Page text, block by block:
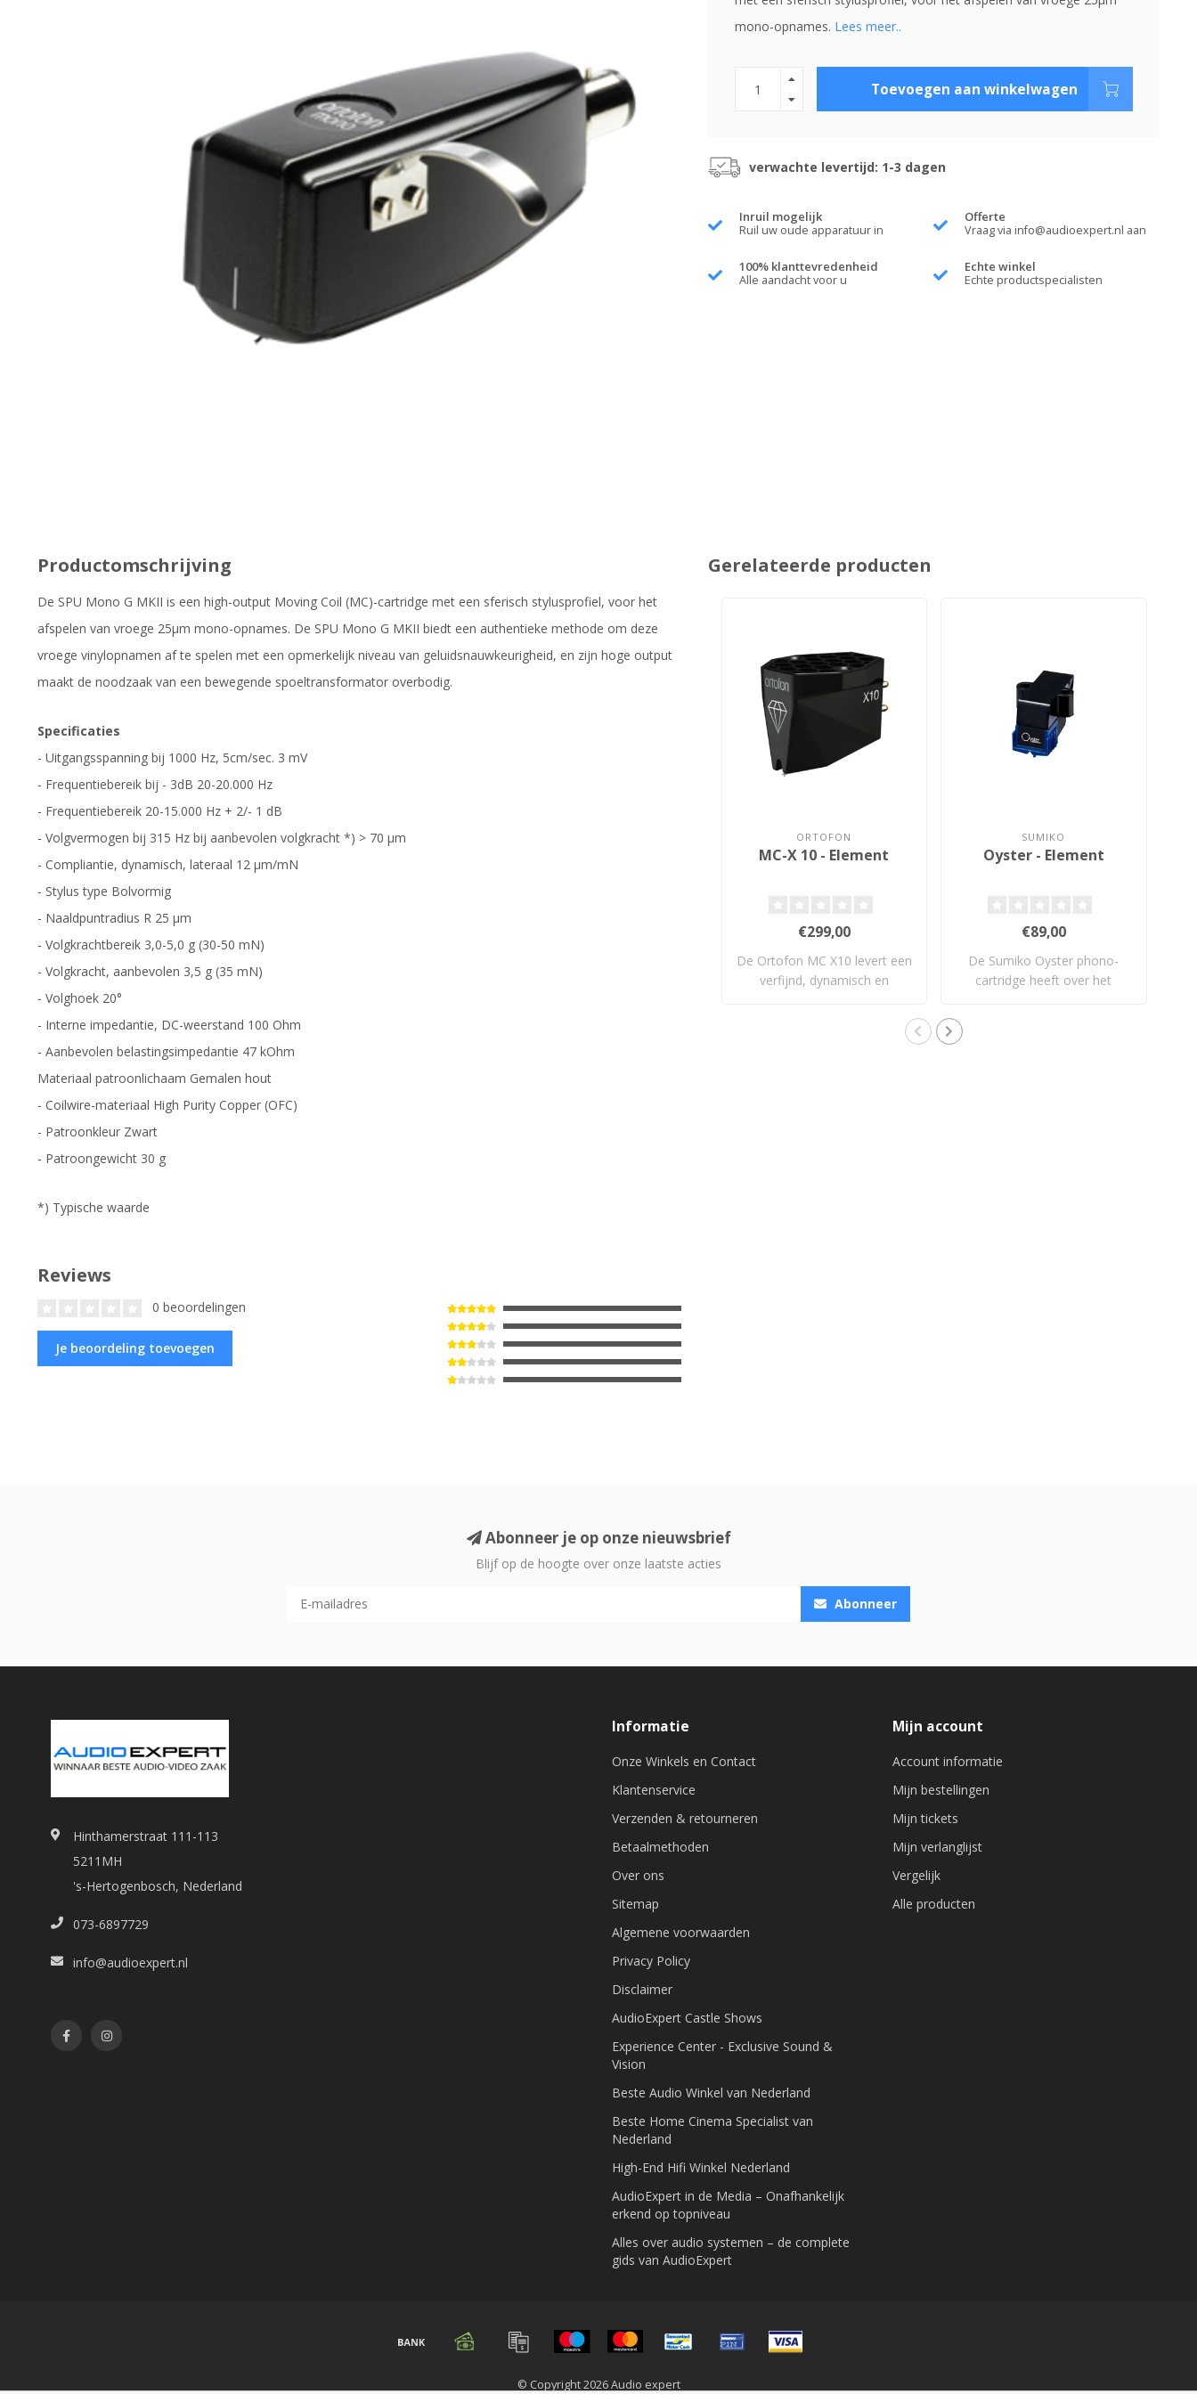
mono-opnames. Lees meer..
Toevoegen aan winkelwagen
verwachte levertijd: 1-3 dagen
Inruil mogelijk
Ruil uw oude apparatuur in
Offerte
Vraag via info@audioexpert.nl aan
100% klanttevredenheid
Alle aandacht voor u
Echte winkel
Echte productspecialisten
Productomschrijving
De SPU Mono G MKII is een high-output Moving Coil (MC)-cartridge met een sferisch stylusprofiel, voor het
afspelen van vroege 25µm mono-opnames. De SPU Mono G MKII biedt een authentieke methode om deze
vroege vinylopnamen af te spelen met een opmerkelijk niveau van geluidsnauwkeurigheid, en zijn hoge output
maakt de noodzaak van een bewegende spoeltransformator overbodig.
Specificaties
- Uitgangsspanning bij 1000 Hz, 5cm/sec. 3 mV
- Frequentiebereik bij - 3dB 20-20.000 Hz
- Frequentiebereik 20-15.000 Hz + 2/- 1 dB
- Volgvermogen bij 315 Hz bij aanbevolen volgkracht *) > 70 µm
- Compliantie, dynamisch, lateraal 12 µm/mN
- Stylus type Bolvormig
- Naaldpuntradius R 25 µm
- Volgkrachtbereik 3,0-5,0 g (30-50 mN)
- Volgkracht, aanbevolen 3,5 g (35 mN)
- Volghoek 20°
- Interne impedantie, DC-weerstand 100 Ohm
- Aanbevolen belastingsimpedantie 47 kOhm
Materiaal patroonlichaam Gemalen hout
- Coilwire-materiaal High Purity Copper (OFC)
- Patroonkleur Zwart
- Patroongewicht 30 g
*) Typische waarde
Reviews
0 beoordelingen
Je beoordeling toevoegen
Gerelateerde producten
ORTOFON
MC-X 10 - Element
€299,00
De Ortofon MC X10 levert een
verfijnd, dynamisch en
SUMIKO
Oyster - Element
€89,00
De Sumiko Oyster phono-
cartridge heeft over het
Abonneer je op onze nieuwsbrief
Blijf op de hoogte over onze laatste acties
Abonneer
Hinthamerstraat 111-113
5211MH
's-Hertogenbosch, Nederland
073-6897729
info@audioexpert.nl
Informatie
Onze Winkels en Contact
Klantenservice
Verzenden & retourneren
Betaalmethoden
Over ons
Sitemap
Algemene voorwaarden
Privacy Policy
Disclaimer
AudioExpert Castle Shows
Experience Center - Exclusive Sound &
Vision
Beste Audio Winkel van Nederland
Beste Home Cinema Specialist van
Nederland
High-End Hifi Winkel Nederland
AudioExpert in de Media – Onafhankelijk
erkend op topniveau
Alles over audio systemen – de complete
gids van AudioExpert
Mijn account
Account informatie
Mijn bestellingen
Mijn tickets
Mijn verlanglijst
Vergelijk
Alle producten
© Copyright 2026 Audio expert